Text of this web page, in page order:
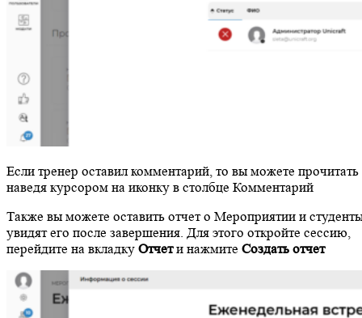
Если тренер оставил комментарий, то вы можете прочитать
наведя курсором на иконку в столбце Комментарий
Также вы можете оставить отчет о Мероприятии и
увидят его после завершения. Для этого откройте сессию,
перейдите на вкладку Отчети нажмите Создать отчет